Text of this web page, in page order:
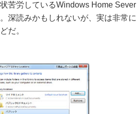
苦労しているWindows Home Sever
深読みかもしれないが、実は非常に
だ。